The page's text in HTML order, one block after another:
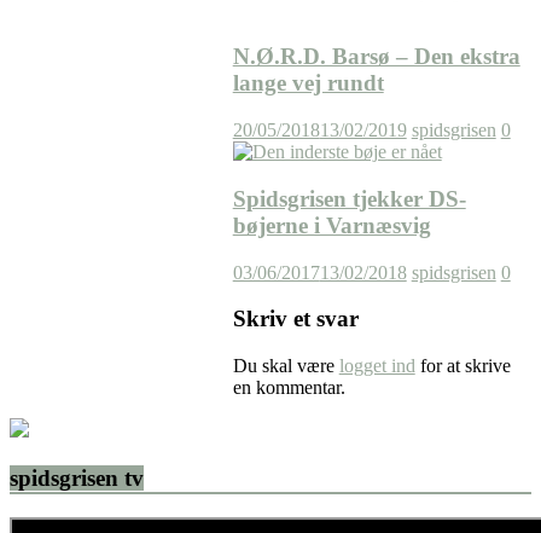
N.Ø.R.D. Barsø – Den ekstra
lange vej rundt
20/05/201813/02/2019 spidsgrisen 0
Spidsgrisen tjekker DS-
bøjerne i Varnæsvig
03/06/201713/02/2018 spidsgrisen 0
Skriv et svar
Du skal være logget ind for at skrive
en kommentar.
spidsgrisen tv